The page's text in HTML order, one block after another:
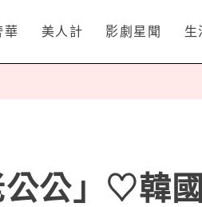
華 美人計 影劇星聞 生
公公」♡韓